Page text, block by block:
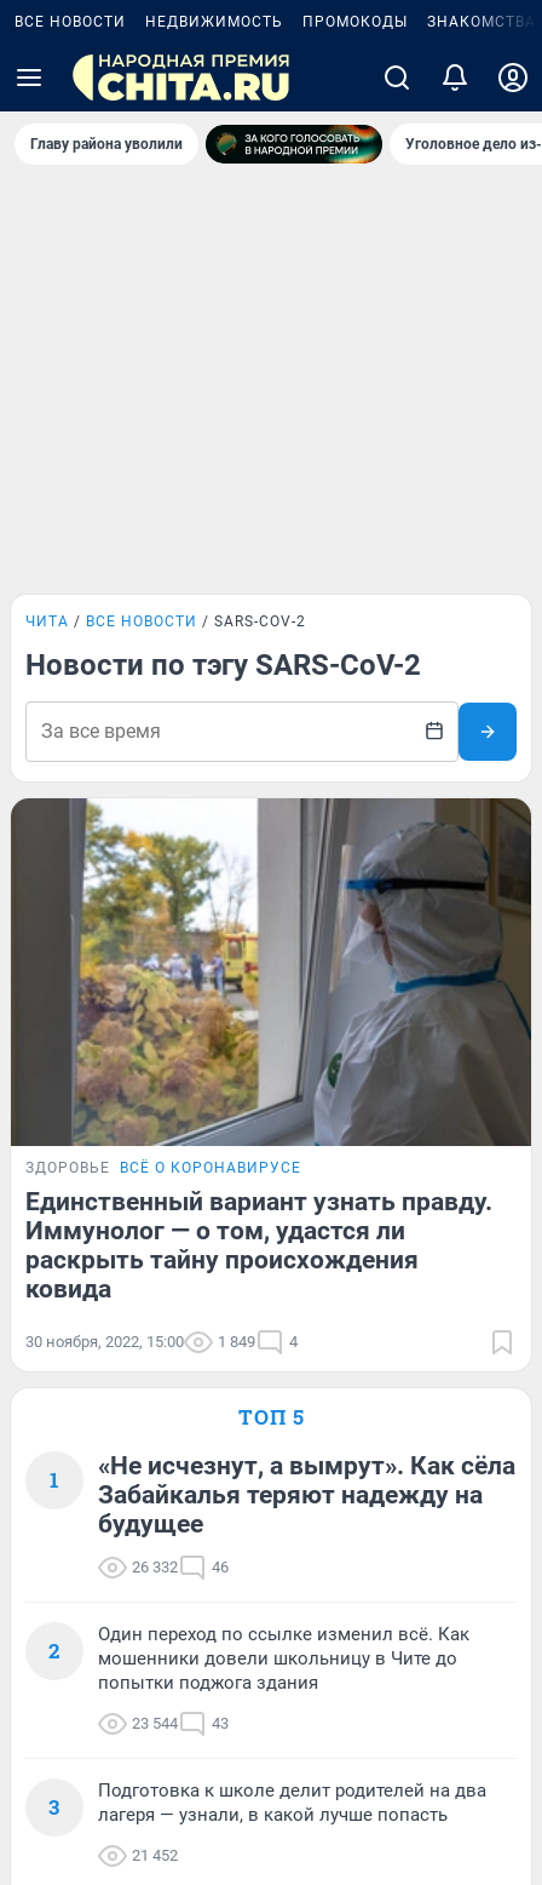
ВСЕ НОВОСТИ НЕДВИЖИМОСТЬ ПРОМОКОДЫ ЗНАКОМСТВА
Главу района уволили Уголовное дело
ЧИТА ВСЕ НОВОСТИ SARS-COV-2
Новости по тэгу SARS-CoV-2
ЗДОРОВЬЕ ВСЁ О КОРОНАВИРУСЕ
Единственный вариант узнать правду.
Иммунолог — о том, удастся ли
раскрыть тайну происхождения
ковида
30 ноября, 2022, 15:00 1 849 4
ТОП 5
1
«Не исчезнут, а вымрут». Как сёла
Забайкалья теряют надежду на
будущее
26 332 46
2
Один переход по ссылке изменил всё. Как
мошенники довели школьницу в Чите до
попытки поджога здания
23 544 43
3
Подготовка к школе делит родителей на два
лагеря — узнали, в какой лучше попасть
21 452